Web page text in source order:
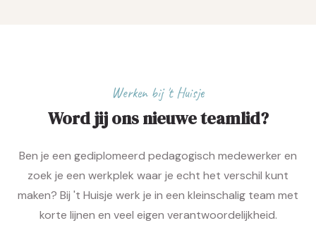
Werken bij 't Huisje
Word jij ons nieuwe teamlid?
Ben je een gediplomeerd pedagogisch medewerker en
zoek je een werkplek waar je echt het verschil kunt
maken? Bij 't Huisje werk je in een kleinschalig team met
korte lijnen en veel eigen verantwoordelijkheid.